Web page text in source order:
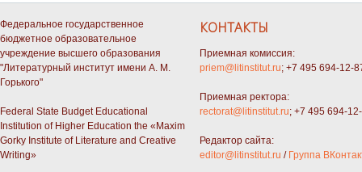
Федеральное государственное
бюджетное образовательное
учреждение высшего образования
"Литературный институт имени А. М.
Горького"
Federal State Budget Educational
Institution of Higher Education the «Maxim
Gorky Institute of Literature and Creative
Writing»
КОНТАКТЫ
Приемная комиссия:
priem@litinstitut.ru; +7 495 694-12-
Приемная ректора:
rectorat@litinstitut.ru; +7 495 694-
Редактор сайта:
editor@litinstitut.ru / Группа